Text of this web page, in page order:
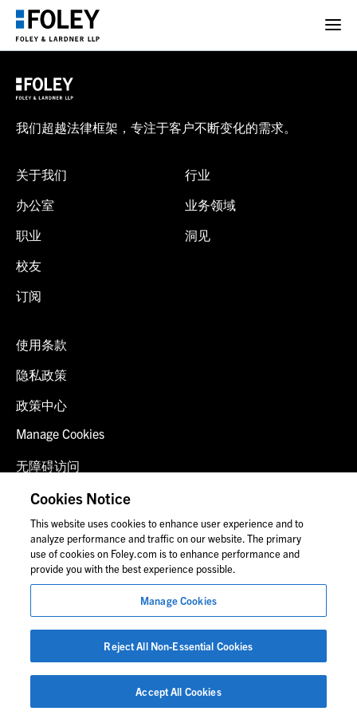
我们超越法律框架，专注于客户不断变化的需求。
关于我们
办公室
职业
校友
订阅
行业
业务领域
洞见
使用条款
隐私政策
政策中心
Manage Cookies
无障碍访问
客户登录
联系我们
© 2026 福里尔·拉德纳律师事务所
律师广告
图片中的人物可能并非福莱公司员工。
Cookies Notice
This website uses cookies to enhance user experience and to
analyze performance and traffic on our website. The primary
use of cookies on Foley.com is to enhance performance and
provide you with the best experience possible.
Manage Cookies
Reject All Non-Essential Cookies
Accept All Cookies